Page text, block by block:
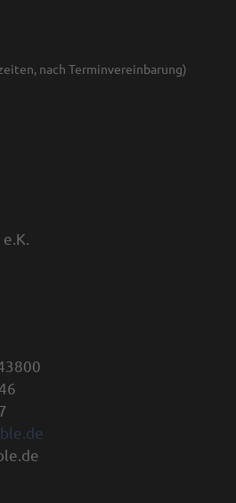
nach Terminvereinbarung)